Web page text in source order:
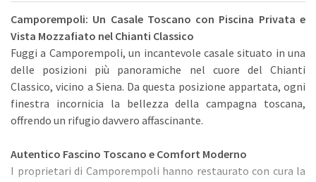
Camporempoli: Un Casale Toscano con Piscina Privata e
Vista Mozzafiato nel Chianti Classico
Fuggi a Camporempoli, un incantevole casale situato in una
delle posizioni più panoramiche nel cuore del Chianti
Classico, vicino a Siena. Da questa posizione appartata, ogni
finestra incornicia la bellezza della campagna toscana,
offrendo un rifugio davvero affascinante.
Autentico Fascino Toscano e Comfort Moderno
I proprietari di Camporempoli hanno restaurato con cura la